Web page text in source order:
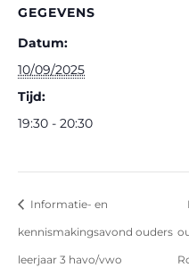
GEGEVENS
Datum:
10/09/2025
Tijd:
19:30 - 20:30
Informatie- en
kennismakingsavond ouders
leerjaar 3 havo/vwo